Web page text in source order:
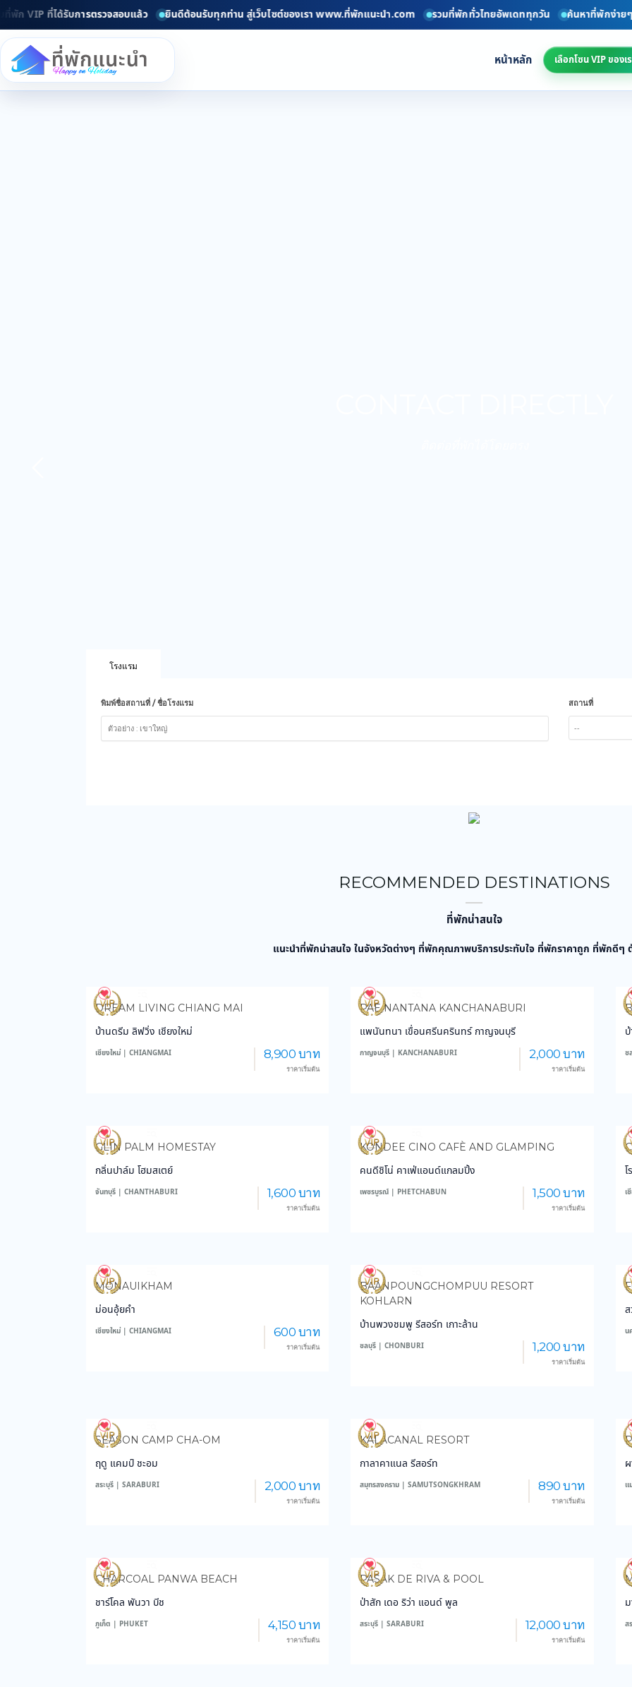
VIP ที่ได้รับการตรวจสอบแล้ว ยินดีต้อนรับทุกท่าน สู่เว็บไซต์ของเรา www.ที่พักแนะนำ.com รวมที่พักทั่วไทยอัพเดททุกวัน ค้นหาที่พักง่ายๆ
หน้าหลัก เลือกโซน VIP ของเ
โรงแรม
พิมพ์ชื่อสถานที่ / ชื่อโรงแรม สถานที่
--
RECOMMENDED DESTINATIONS
ที่พักน่าสนใจ
แนะนำที่พักน่าสนใจ ในจังหวัดต่างๆ ที่พักคุณภาพบริการประทับใจ ที่พักราคาถูก ที่พักดีๆ
971
DREAM LIVING CHIANG MAI
บ้านดรีม ลิฟวิ่ง เชียงใหม่
เชียงใหม่ | CHIANGMAI 8,900 บาท
ราคาเริ่มต้น
3,877
PAE NANTANA KANCHANABURI
แพนันทนา เขื่อนศรีนครินทร์ กาญจนบุรี
กาญจนบุรี | KANCHANABURI 2,000 บาท
ราคาเริ่มต้น
ช
3,768
GLIN PALM HOMESTAY
กลิ่นปาล์ม โฮมสเตย์
จันทบุรี | CHANTHABURI 1,600 บาท
ราคาเริ่มต้น
3,176
KONDEE CINO CAFÈ AND GLAMPING
คนดีชิโน่ คาเฟ่แอนด์แกลมปิ้ง
เพชรบูรณ์ | PHETCHABUN 1,500 บาท
ราคาเริ่มต้น
เ
3,984
MONAUIKHAM
ม่อนอุ้ยคำ
เชียงใหม่ | CHIANGMAI 600 บาท
ราคาเริ่มต้น
4,186
BAANPOUNGCHOMPUU RESORT
KOHLARN
บ้านพวงชมพู รีสอร์ท เกาะล้าน
ชลบุรี | CHONBURI 1,200 บาท
ราคาเริ่มต้น
น
3,564
SEASON CAMP CHA-OM
ฤดู แคมป์ ชะอม
สระบุรี | SARABURI 2,000 บาท
ราคาเริ่มต้น
3,423
KALACANAL RESORT
กาลาคาแนล รีสอร์ท
สมุทรสงคราม | SAMUTSONGKHRAM 890 บาท
ราคาเริ่มต้น
แ
3,589
CHARCOAL PANWA BEACH
ชาร์โคล พันวา บีช
ภูเก็ต | PHUKET 4,150 บาท
ราคาเริ่มต้น
3,837
PASAK DE RIVA & POOL
ป่าสัก เดอ ริว่า แอนด์ พูล
สระบุรี | SARABURI 12,000 บาท
ราคาเริ่มต้น
ส